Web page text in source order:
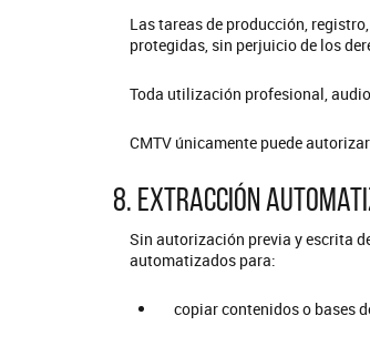
Las tareas de producción,
protegidas, sin perjuicio de los
Toda utilización profesional,
CMTV únicamente puede
8. Extracción
Sin autorización previa y escrita
automatizados para:
copiar contenidos o bases